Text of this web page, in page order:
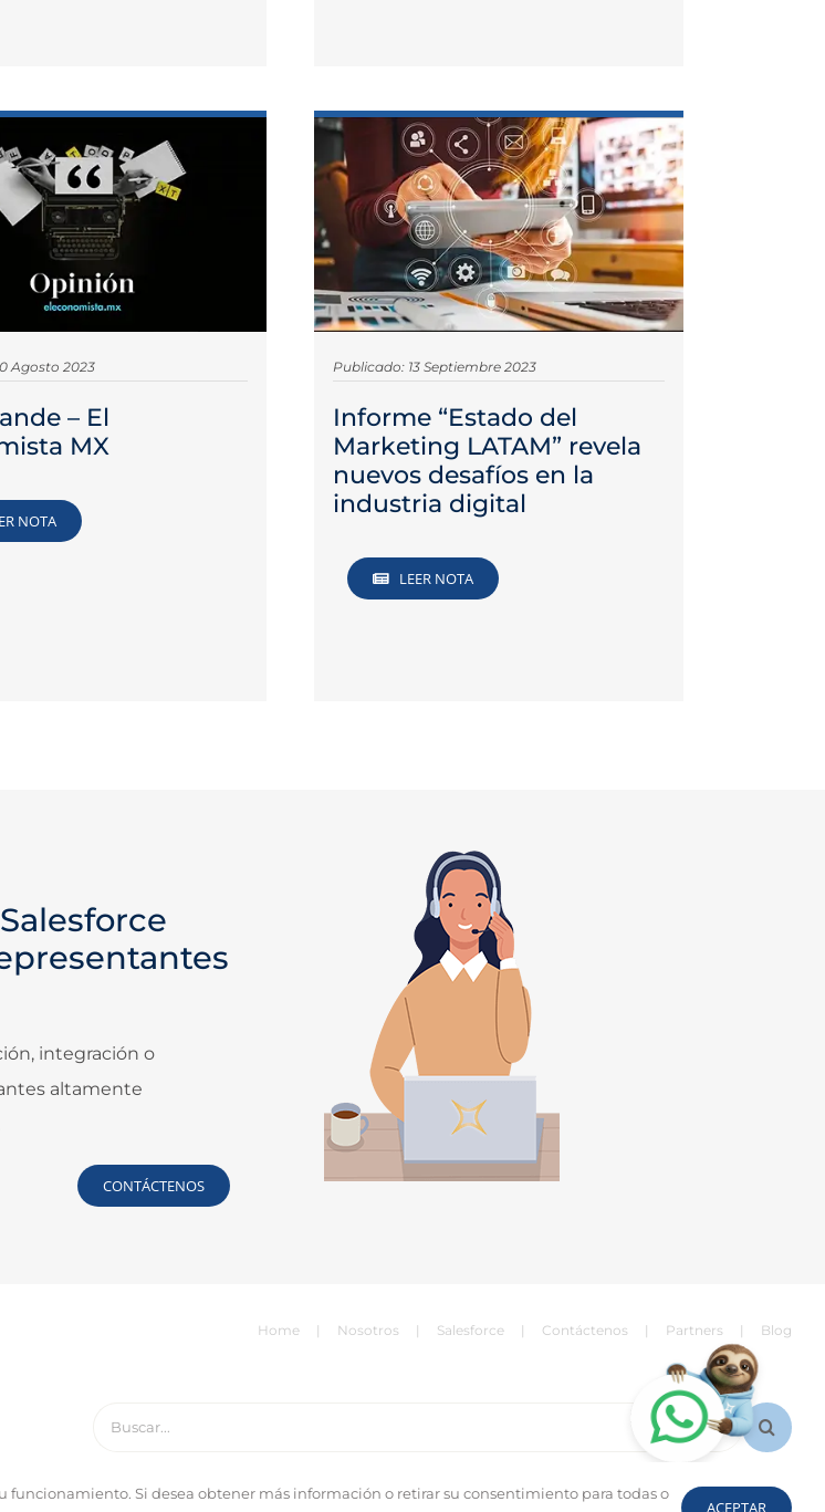
Agosto 2023
– El
MX
NOTA
Publicado: 13 Septiembre 2023
Informe “Estado del
Marketing LATAM” revela
nuevos desafíos en la
industria digital
LEER NOTA
integración o
altamente
CONTÁCTENOS
Home Nosotros Salesforce Contáctenos Partners Blog
Buscar:
funcionamiento. Si desea obtener más información o retirar su consentimiento para todas o
ACEPTAR